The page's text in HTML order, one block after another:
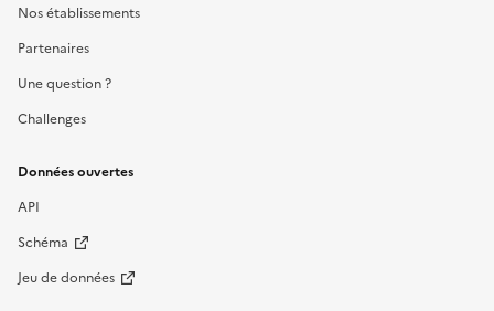
Nos établissements
Partenaires
Une question ?
Challenges
Données ouvertes
API
Schéma
Jeu de données